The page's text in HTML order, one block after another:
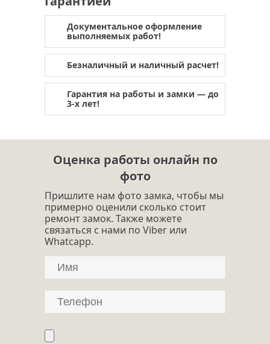
обивка двери в щелково
отделка дверей
обивка дверей
тепло- шумоизоляция двери
Документальное оформление
выполняемых работ!
Безналичный и наличный расчет!
Гарантия на работы и замки — до
3-х лет!
Оценка работы онлайн по
фото
Пришлите нам фото замка, чтобы мы
примерно оценили сколько стоит
ремонт замок. Также можете
связаться с нами по Viber или
Whatcapp.